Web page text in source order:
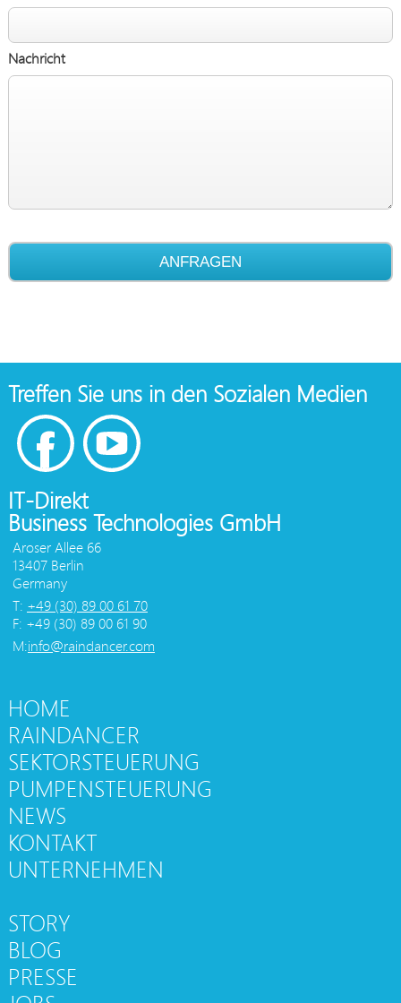
Nachricht
ANFRAGEN
Treffen Sie uns in den Sozialen Medien
IT-Direkt
Business Technologies GmbH
Aroser Allee 66
13407 Berlin
Germany
T: +49 (30) 89 00 61 70
F: +49 (30) 89 00 61 90
M:info@raindancer.com
HOME
RAINDANCER
SEKTORSTEUERUNG
PUMPENSTEUERUNG
NEWS
KONTAKT
UNTERNEHMEN
STORY
BLOG
PRESSE